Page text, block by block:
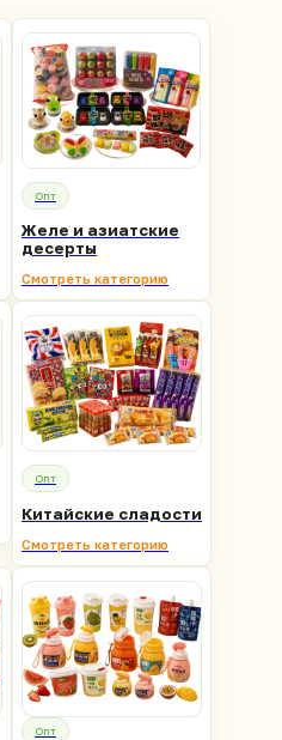
Опт
Желе и азиатские
десерты
Смотреть категорию
Опт
Китайские сладости
Смотреть категорию
Опт